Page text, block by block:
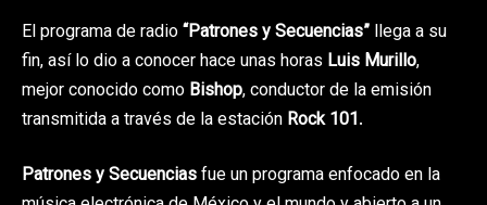
El programa de radio“Patrones y Secuencias” llega a su
fin, así lo dio a conocer hace unas horas Luis Murillo,
mejor conocido como Bishop, conductor de la emisión
transmitida a través de la estación Rock 101.
Patrones y Secuenciasfue un programa enfocado en la